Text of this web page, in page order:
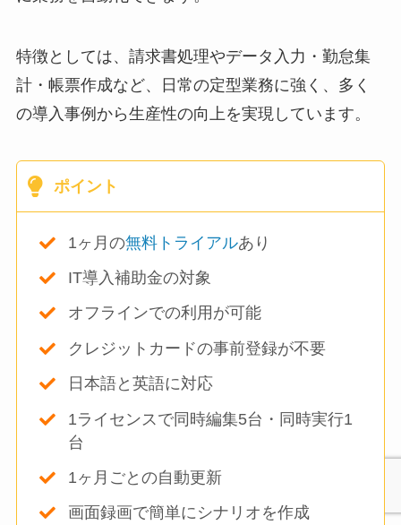
特徴としては、請求書処理やデータ入力・勤怠集
計・帳票作成など、日常の定型業務に強く、多く
の導入事例から生産性の向上を実現しています。
ポイント
1ヶ月の無料トライアルあり
IT導入補助金の対象
オフラインでの利用が可能
クレジットカードの事前登録が不要
日本語と英語に対応
1ライセンスで同時編集5台・同時実行1
台
1ヶ月ごとの自動更新
画面録画で簡単にシナリオを作成